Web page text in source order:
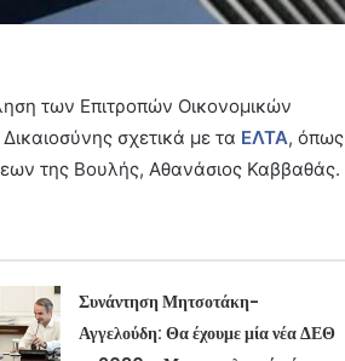
των Επιτροπών Οικονομικών
σχετικά με τα ΕΛΤΑ, όπως
της Βουλής, Αθανάσιος Καββαθάς.
Συνάντηση Μητσοτάκη-
Αγγελούδη: Θα έχουμε μία νέα ΔΕΘ